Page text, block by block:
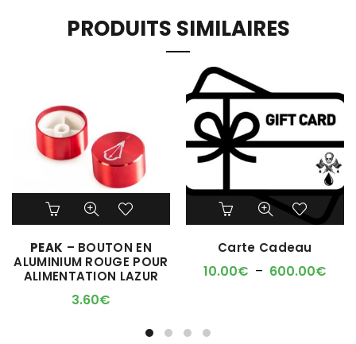
PRODUITS SIMILAIRES
PEAK – BOUTON EN
ALUMINIUM ROUGE POUR
ALIMENTATION LAZUR
3.60€
Ce
produit
plusieurs
variations.
Les
Carte Cadeau
10.00€ – 600.00€